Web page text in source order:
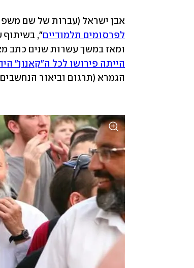
אבן ישראל (עברות של שם
לפרסומים תלמודיים
ומאז במשך עשרות שנים כתב
הייתה פירושו לכל ה"קאנון"
הגמרא (תרגום וביאור